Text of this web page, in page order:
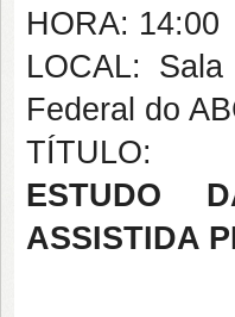
HORA: 14:00
LOCAL:
Federal do
TÍTULO:
ESTUDO
ASSISTIDA